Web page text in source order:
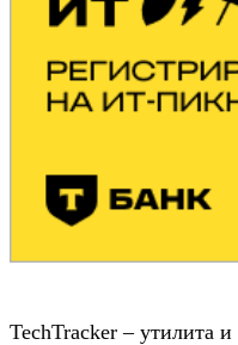
TechTracker – утилита